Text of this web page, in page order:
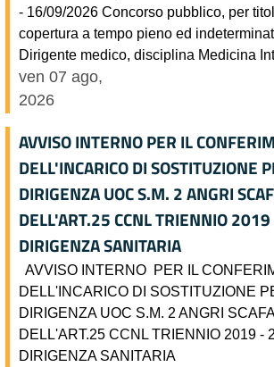
- 16/09/2026 Concorso pubblico, per
copertura a tempo pieno ed
Dirigente medico, disciplina Medicina
ven 07 ago,
2026
AVVISO INTERNO PER IL
DELL'INCARICO DI SOSTITUZIONE
DIRIGENZA UOC S.M. 2 ANGRI
DELL'ART.25 CCNL TRIENNIO
DIRIGENZA SANITARIA
AVVISO INTERNO PER IL
DELL'INCARICO DI SOSTITUZIONE
DIRIGENZA UOC S.M. 2 ANGRI
DELL'ART.25 CCNL TRIENNIO 2019 -
DIRIGENZA SANITARIA